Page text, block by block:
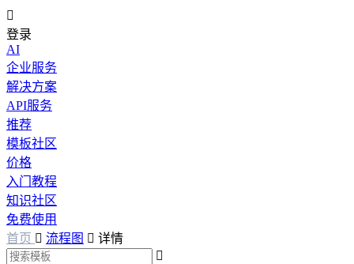

登录
AI
企业服务
解决方案
API服务
推荐
模板社区
价格
入门教程
知识社区
免费使用
首页  流程图  详情
